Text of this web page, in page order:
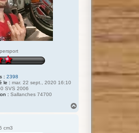
: 2398
le : mar. 22 sept., 2020 16:10
SVS 2006
: Sallanches 74700
cm3